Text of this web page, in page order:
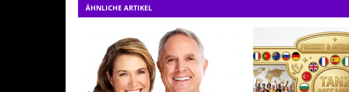
ÄHNLICHE ARTIKEL